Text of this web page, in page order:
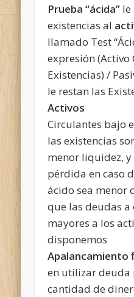
Prueba “ácida” le
existencias al
llamado Test
expresión (Activo
Existencias) /
le restan las
Activos
Circulantes bajo
las existencias
menor liquidez, y
pérdida en caso
ácido sea menor
que las deudas a
mayores a los
disponemos
Apalancamiento
en utilizar deuda
cantidad de